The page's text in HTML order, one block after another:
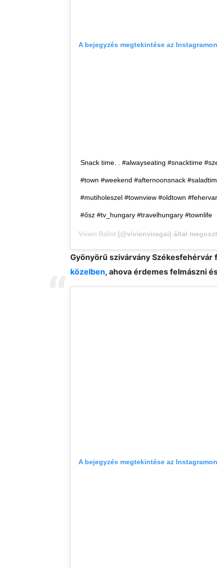
A bejegyzés megtekintése az Instagramon
Snack time. . #alwayseating #snacktime
#town #weekend #afternoonsnack
#mutiholeszel #townview #oldtown
#ősz #tv_hungary #travelhungary #townlife
Vivien Balint (@vivienviragai) által
Gyönyörű szivárvány
közelben, ahova érdemes felmászni
A bejegyzés megtekintése az Instagramon